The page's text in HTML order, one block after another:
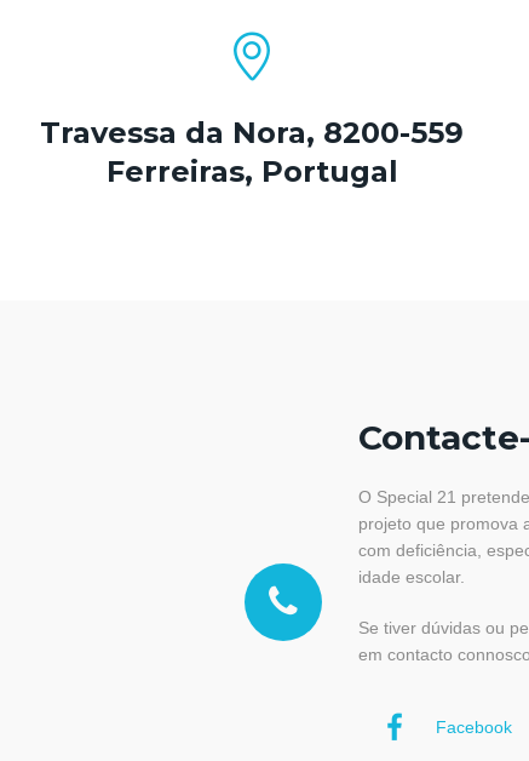
Travessa da Nora, 8200-559
Ferreiras, Portugal
O Special 21
projeto que promova
com deficiência,
idade escolar.
Se tiver dúvidas ou
em contacto connosco.
Facebook